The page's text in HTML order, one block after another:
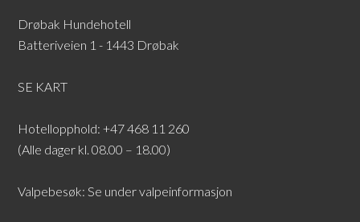
Drøbak Hundehotell
Batteriveien 1 - 1443 Drøbak
SE KART
Hotellopphold: +47 468 11 260
(Alle dager kl. 08.00 – 18.00)
Valpebesøk: Se undervalpeinformasjon